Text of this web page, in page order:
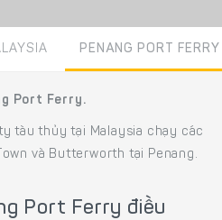
PENANG PORT FERRY
Port Ferry.
tàu thủy tại Malaysia chạy các
và Butterworth tại Penang.
Port Ferry điều